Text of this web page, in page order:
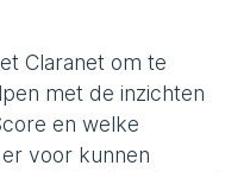
Claranet om te
met de inzichten
en welke
voor kunnen